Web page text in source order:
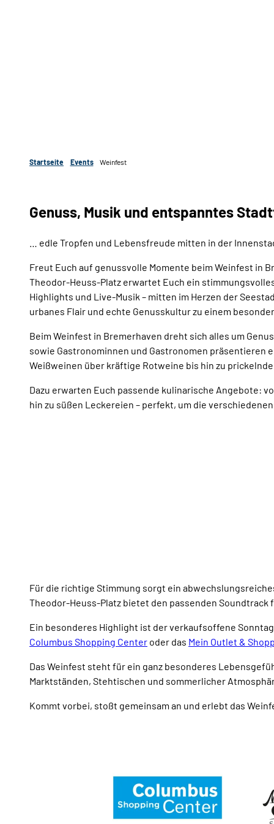
Startseite Events Weinfest
Genuss, Musik und entspanntes
… edle Tropfen und Lebensfreude mitten in der
Freut Euch auf genussvolle Momente beim Weinfest in
Theodor-Heuss-Platz erwartet Euch ein
Highlights und Live-Musik – mitten im Herzen der
urbanes Flair und echte Genusskultur zu einem
Beim Weinfest in Bremerhaven dreht sich alles um
sowie Gastronominnen und Gastronomen präsentieren
Weißweinen über kräftige Rotweine bis hin zu
Dazu erwarten Euch passende kulinarische Angebote:
hin zu süßen Leckereien – perfekt, um die
Für die richtige Stimmung sorgt ein
Theodor-Heuss-Platz bietet den passenden Soundtrack
Ein besonderes Highlight ist der verkaufsoffene
Columbus Shopping Center oder das Mein Outlet &
Das Weinfest steht für ein ganz besonderes
Marktständen, Stehtischen und sommerlicher
Kommt vorbei, stoßt gemeinsam an und erlebt das